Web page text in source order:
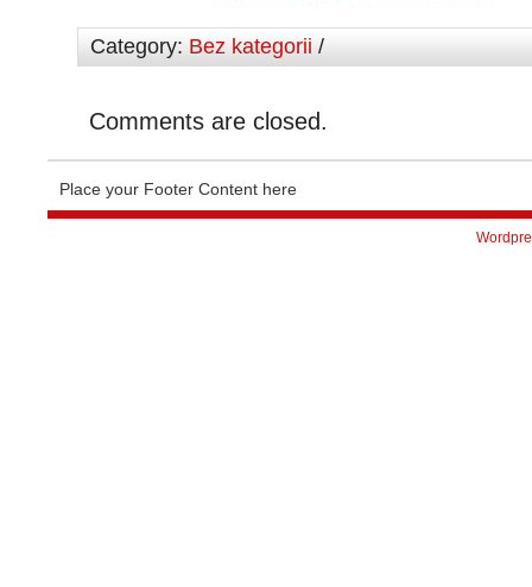
Category: Bez kategorii /
Comments are closed.
Place your Footer Content here